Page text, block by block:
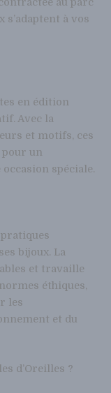
au parc
s’adaptent à vos
en édition
Avec la
et motifs, ces
pour un
spéciale.
pratiques
bijoux. La
et travaille
éthiques,
les
et du
d’Oreilles ?